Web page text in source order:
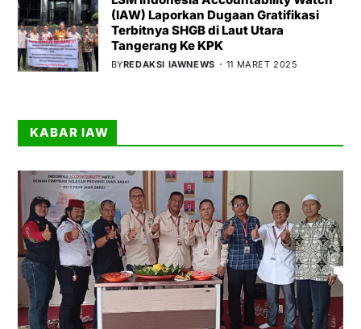
(IAW) Laporkan Dugaan Gratifikasi
Terbitnya SHGB di Laut Utara
Tangerang Ke KPK
BYREDAKSI IAWNEWS 11 MARET 2025
KABAR IAW